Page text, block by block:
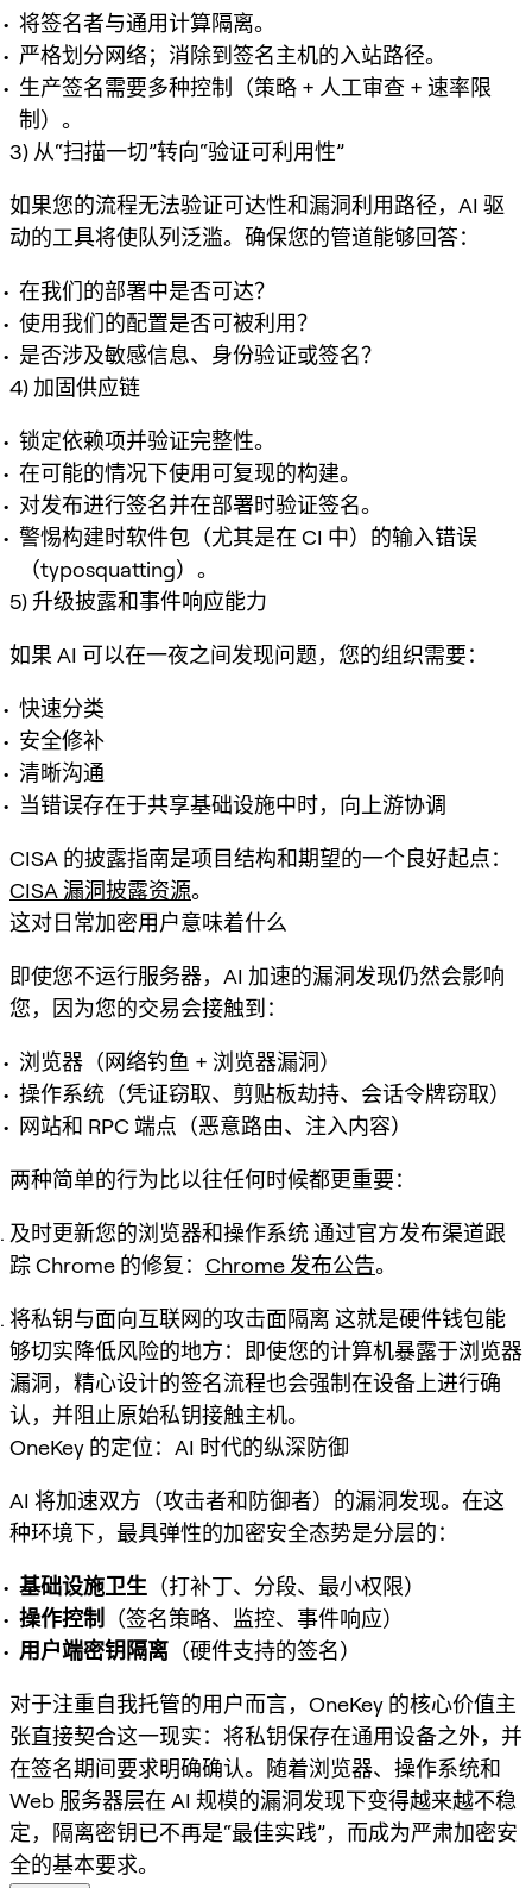
将签名者与通用计算隔离。
严格划分网络；消除到签名主机的入站路径。
生产签名需要多种控制（策略 + 人工审查 + 速率限
制）。
3) 从“扫描一切”转向“验证可利用性”
如果您的流程无法验证可达性和漏洞利用路径，AI 驱
动的工具将使队列泛滥。确保您的管道能够回答：
在我们的部署中是否可达？
使用我们的配置是否可被利用？
是否涉及敏感信息、身份验证或签名？
4) 加固供应链
锁定依赖项并验证完整性。
在可能的情况下使用可复现的构建。
对发布进行签名并在部署时验证签名。
警惕构建时软件包（尤其是在 CI 中）的输入错误
（typosquatting）。
5) 升级披露和事件响应能力
如果 AI 可以在一夜之间发现问题，您的组织需要：
快速分类
安全修补
清晰沟通
当错误存在于共享基础设施中时，向上游协调
CISA 的披露指南是项目结构和期望的一个良好起点：
CISA 漏洞披露资源。
这对日常加密用户意味着什么
即使您不运行服务器，AI 加速的漏洞发现仍然会影响
您，因为您的交易会接触到：
浏览器（网络钓鱼 + 浏览器漏洞）
操作系统（凭证窃取、剪贴板劫持、会话令牌窃取）
网站和 RPC 端点（恶意路由、注入内容）
两种简单的行为比以往任何时候都更重要：
及时更新您的浏览器和操作系统通过官方发布渠道跟
踪 Chrome 的修复： Chrome 发布公告。
将私钥与面向互联网的攻击面隔离 这就是硬件钱包能
够切实降低风险的地方：即使您的计算机暴露于浏览器
漏洞，精心设计的签名流程也会强制在设备上进行确
认，并阻止原始私钥接触主机。
OneKey 的定位：AI 时代的纵深防御
AI 将加速双方（攻击者和防御者）的漏洞发现。在这
种环境下，最具弹性的加密安全态势是分层的：
基础设施卫生 （打补丁、分段、最小权限）
操作控制
（签名策略、监控、事件响应）
用户端密钥隔离 （硬件支持的签名）
对于注重自我托管的用户而言，OneKey 的核心价值主
张直接契合这一现实：将私钥保存在通用设备之外，并
在签名期间要求明确确认。随着浏览器、操作系统和
Web 服务器层在 AI 规模的漏洞发现下变得越来越不稳
定，隔离密钥已不再是“最佳实践”，而成为严肃加密安
全的基本要求。